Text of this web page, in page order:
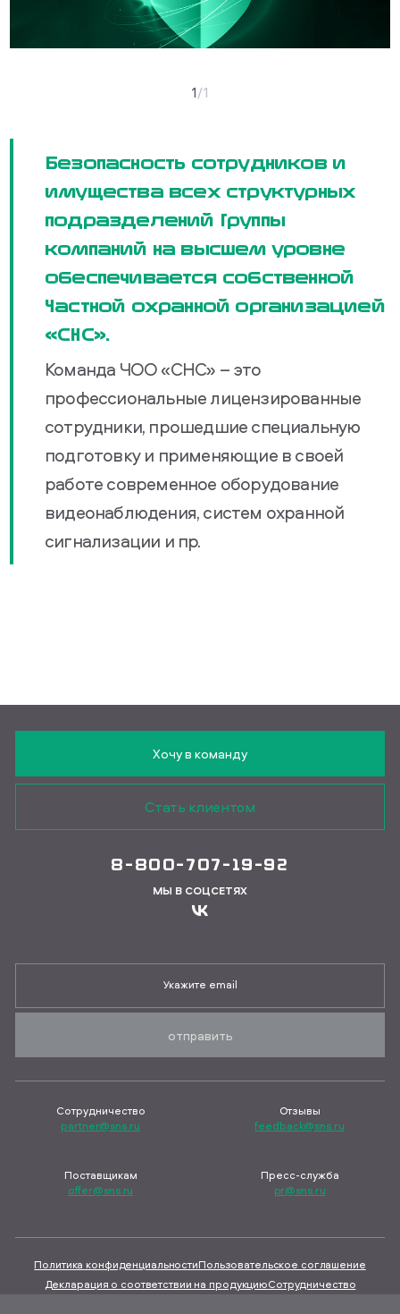
1/1
Безопасность сотрудников и
имущества всех структурных
подразделений Группы
компаний на высшем уровне
обеспечивается собственной
Частной охранной организацией
«СНС».
Команда ЧОО «СНС» – это
профессиональные лицензированные
сотрудники, прошедшие специальную
подготовку и применяющие в своей
работе современное оборудование
видеонаблюдения, систем охранной
сигнализации и пр.
Хочу в команду
Стать клиентом
8-800-707-19-92
МЫ В СОЦСЕТЯХ
отправить
Сотрудничество
partner@sns.ru
Отзывы
feedback@sns.ru
Поставщикам
offer@sns.ru
Пресс-служба
pr@sns.ru
Политика конфиденциальностиПользовательское соглашение
Декларация о соответствии на продукциюСотрудничество